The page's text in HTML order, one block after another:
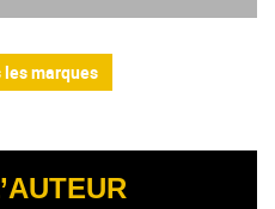
marques